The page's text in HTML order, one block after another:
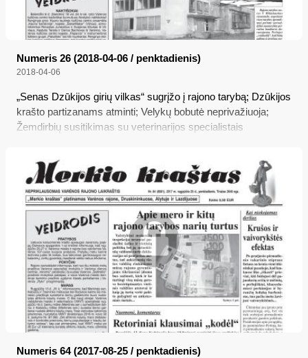
Numeris 26 (2018-04-06 / penktadienis)
2018-04-06
„Senas Dzūkijos girių vilkas“ sugrįžo į rajono tarybą; Dzūkijos
krašto partizanams atminti; Velykų bobutė neprivažiuoja;
Žemdirbių susitikimas su veterinarijos specialistais
Numeris 64 (2017-08-25 / penktadienis)